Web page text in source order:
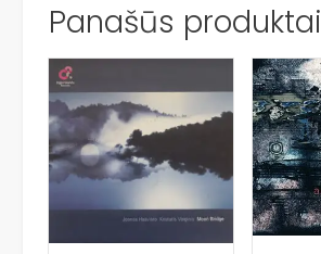
Panašūs produktai